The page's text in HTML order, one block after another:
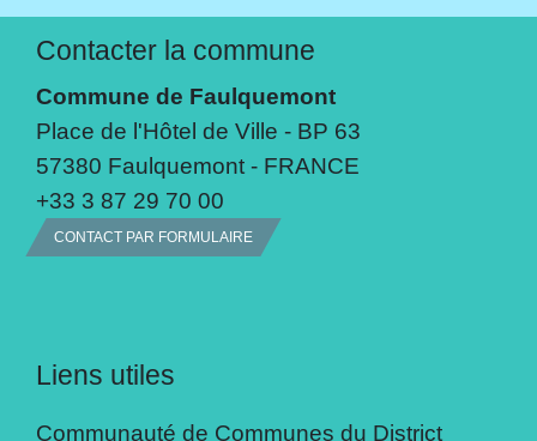
Contacter la commune
Commune de Faulquemont
Place de l'Hôtel de Ville - BP 63
57380 Faulquemont - FRANCE
+33 3 87 29 70 00
CONTACT PAR FORMULAIRE
Liens utiles
Communauté de Communes du District